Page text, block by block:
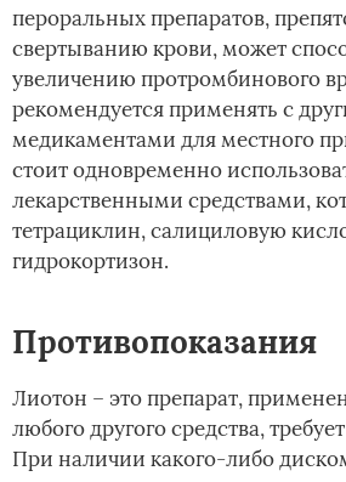
пероральных препаратов,
свертыванию крови, может
увеличению протромбинового
рекомендуется применять с
медикаментами для местного
стоит одновременно
лекарственными средствами,
тетрациклин, салициловую
гидрокортизон.
Противопоказания
Лиотон – это препарат,
любого другого средства,
При наличии какого-либо